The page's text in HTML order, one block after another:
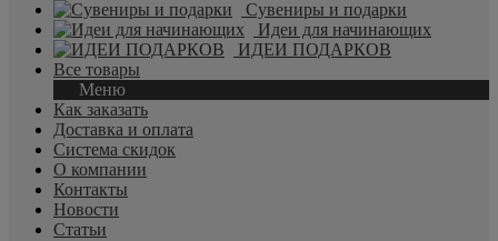
Сувениры и подарки
Идеи для начинающих
ИДЕИ ПОДАРКОВ
Все товары
Меню
Как заказать
Доставка и оплата
Система скидок
О компании
Контакты
Новости
Статьи